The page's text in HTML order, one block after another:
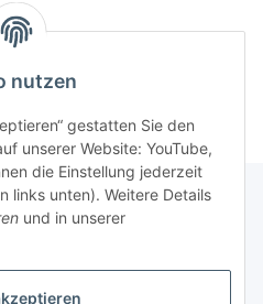
nutzen
gestatten Sie den
unserer Website: YouTube,
die Einstellung jederzeit
links unten). Weitere Details
und in unserer